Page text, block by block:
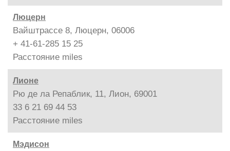
Люцерн
Вайштрассе 8, Люцерн, 06006
+ 41-61-285 15 25
Расстояние miles
Лионе
Рю де ла Репаблик, 11, Лион, 69001
33 6 21 69 44 53
Расстояние miles
Мэдисон